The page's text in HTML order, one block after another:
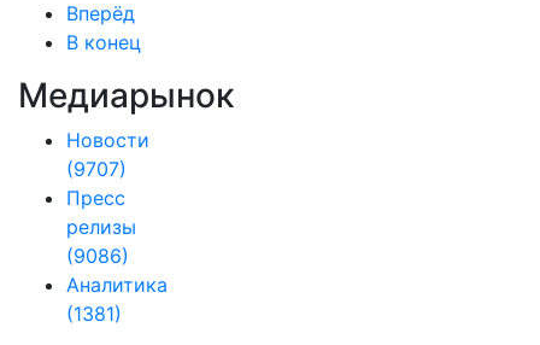
Вперёд
В конец
Медиарынок
Новости
(9707)
Пресс
релизы
(9086)
Аналитика
(1381)